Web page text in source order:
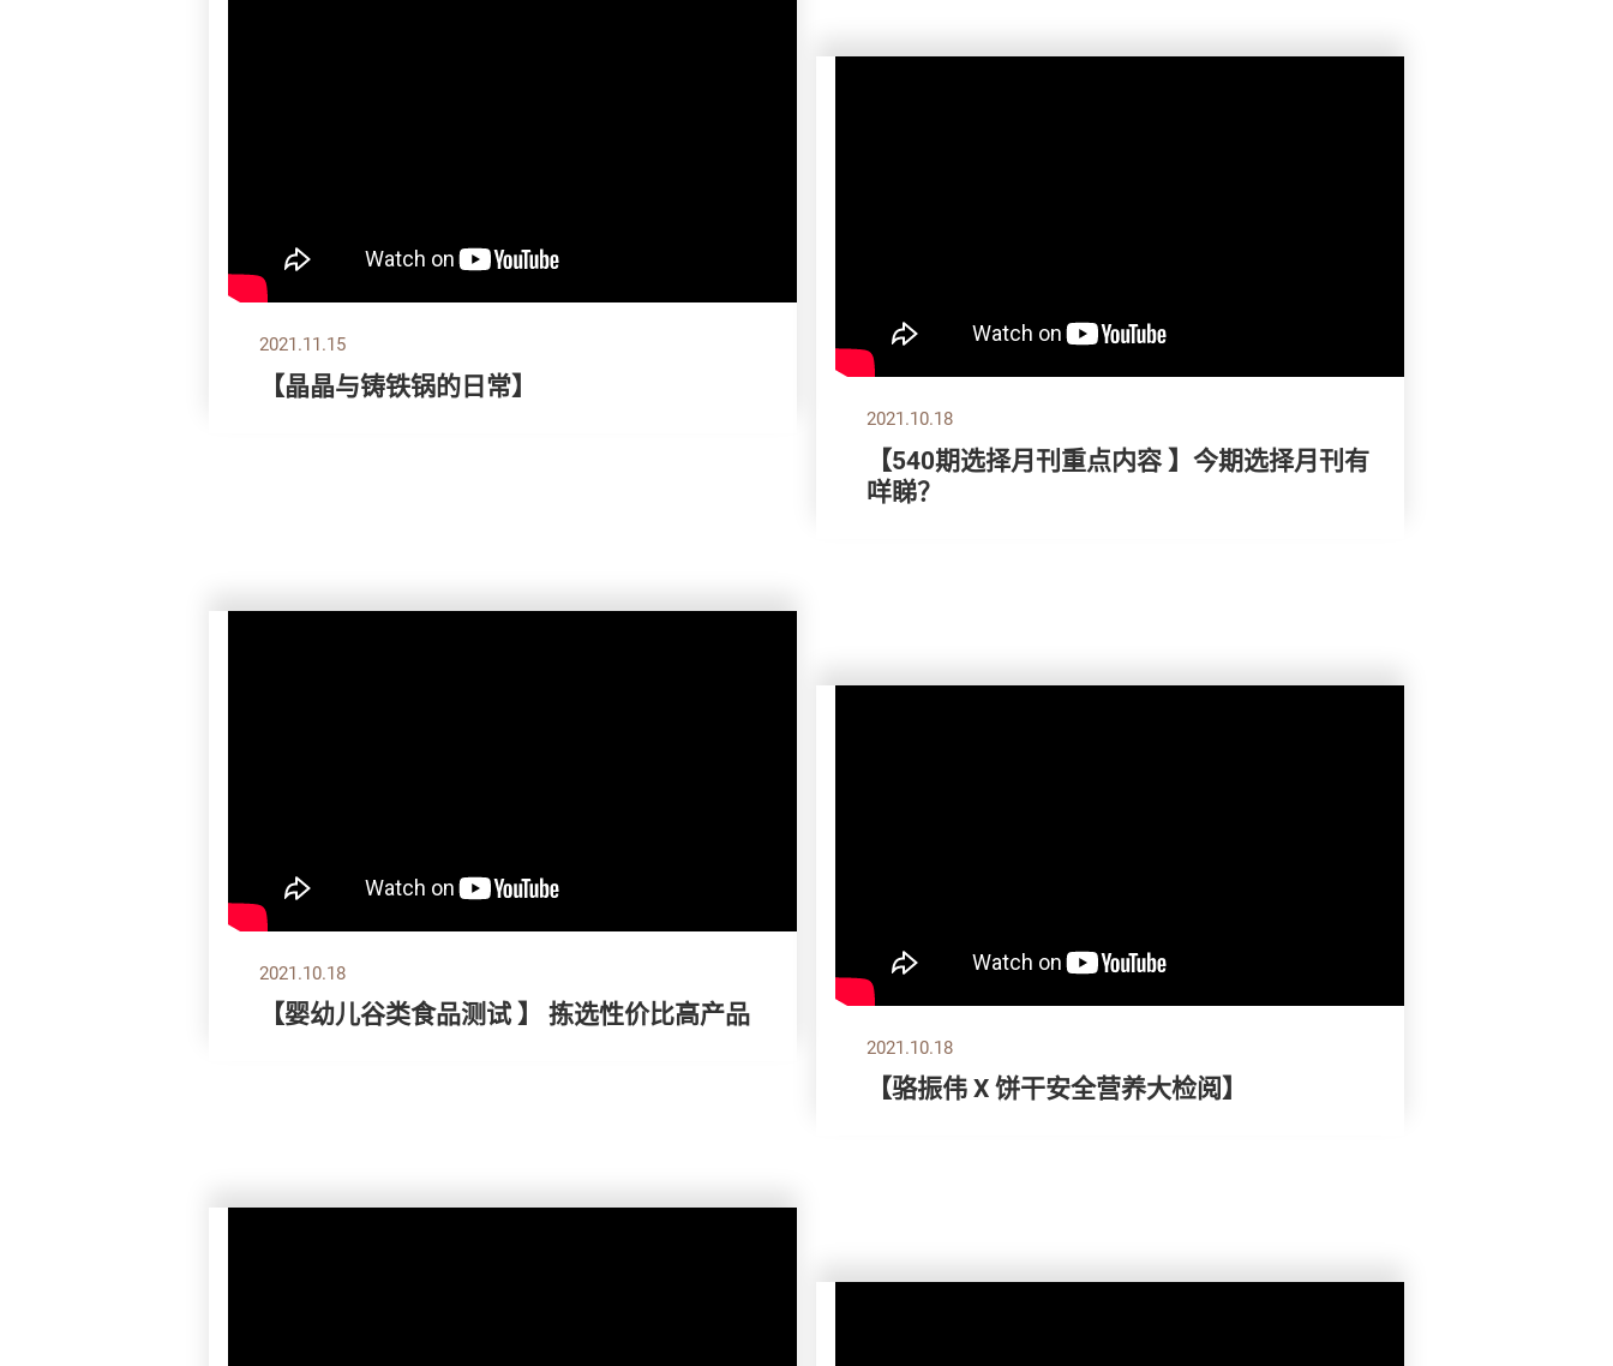
2021.11.15
【晶晶与铸铁锅的日常】
2021.10.18
【540期选择月刊重点内容 】今期选择月刊有
咩睇？
2021.10.18
【婴幼儿谷类食品测试 】 拣选性价比高产品
2021.10.18
【骆振伟 X 饼干安全营养大检阅】